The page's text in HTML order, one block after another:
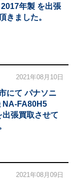
年製 を出張
きました。
2021年08月10日
にて パナソニ
NA-FA80H5
張買取させて
2021年08月09日